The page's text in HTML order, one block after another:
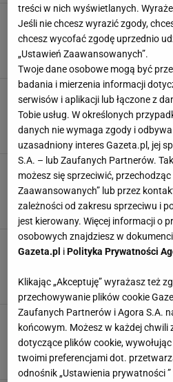
Koncert Justin
się w Krakowie.
zawrót głowy
JUSTIN TIMBERLAKE
Open'er Gdynia
artystów. To nie
Line-up]
FESTIWAL KONCERT
Big Time Rush
jeszcze ten boys
wystąpi w Polsce
BIG TIME RUSH KONCERT
Zrezygnowała z
przyjaciółki.
KONCERT NEWS
Doda podzieliła się
Fani będą
chusteczki"
DODA GWIAZDY KONCERT
treści w nich wyświetlanych.
Jeśli nie chcesz wyrazić zgody,
chcesz wycofać zgodę uprzednio
„Ustawień Zaawansowanych”.
Twoje dane osobowe mogą być
badania i mierzenia informacji
serwisów i aplikacji lub łączone z
Tobie usług. W określonych
danych nie wymaga zgody i
uzasadniony interes Gazeta.pl, jej
S.A. – lub Zaufanych Partnerów.
możesz się sprzeciwić, przechodząc
Zaawansowanych” lub przez
zależności od zakresu sprzeciwu i
jest kierowany. Więcej informacji o
osobowych znajdziesz w
Gazeta.pl iPolityka Prywatności
Klikając „Akceptuję” wyrażasz też
przechowywanie plików cookie
Zaufanych Partnerów i Agora S.A.
końcowym. Możesz w każdej chwili
dotyczące plików cookie,
twoimi preferencjami dot.
odnośnik „Ustawienia prywatności